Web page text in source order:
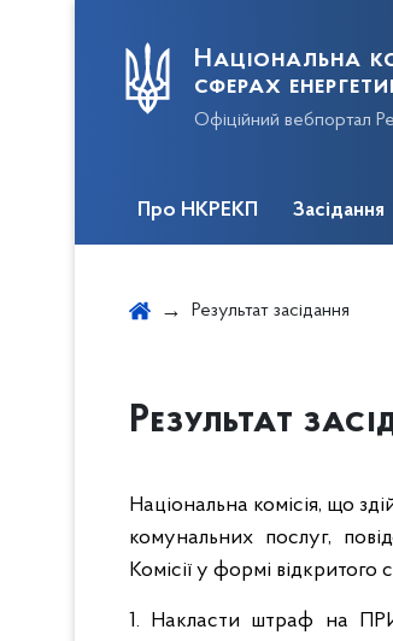
Національна
сферах
Офіційний вебпортал
Про НКРЕКП Засідання
Результат засідання
Результат
Національна комісія, що
комунальних послуг,
Комісії у формі
1. Накласти штраф на